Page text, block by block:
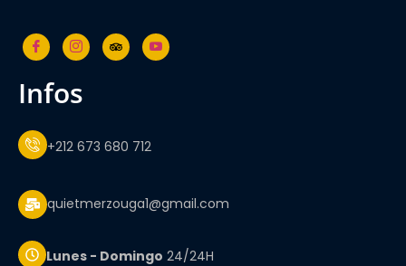
infos
+212 673 680 712
quietmerzouga1@gmail.com
Lunes - Domingo 24/24H